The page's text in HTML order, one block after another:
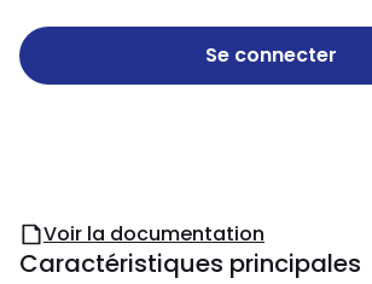
Se connecter
Voir la documentation
Caractéristiques principales